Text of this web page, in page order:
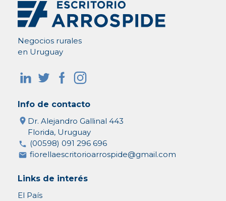
Negocios rurales
en Uruguay
Info de contacto
Dr. Alejandro Gallinal 443
Florida, Uruguay
(00598) 091 296 696
fiorellaescritorioarrospide@gmail.com
Links de interés
El País